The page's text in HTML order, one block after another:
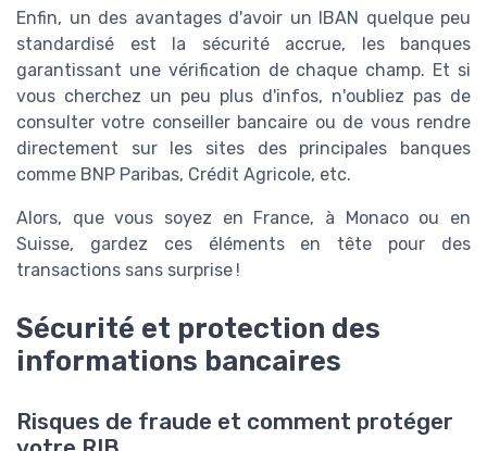
Enfin, un des avantages d'avoir un IBAN quelque peu
standardisé est la sécurité accrue, les banques
garantissant une vérification de chaque champ. Et si
vous cherchez un peu plus d'infos, n'oubliez pas de
consulter votre conseiller bancaire ou de vous rendre
directement sur les sites des principales banques
comme BNP Paribas, Crédit Agricole, etc.
Alors, que vous soyez en France, à Monaco ou en
Suisse, gardez ces éléments en tête pour des
transactions sans surprise !
Sécurité et protection des
informations bancaires
Risques de fraude et comment protéger